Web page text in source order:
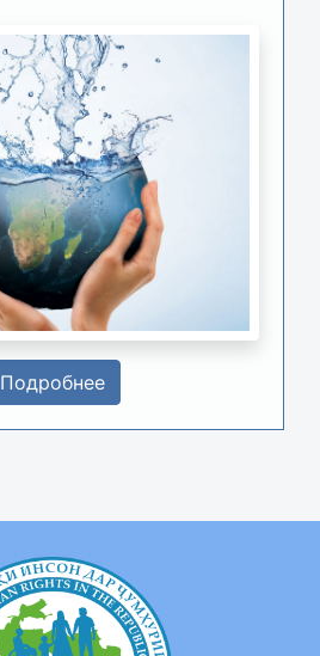
Подробнее